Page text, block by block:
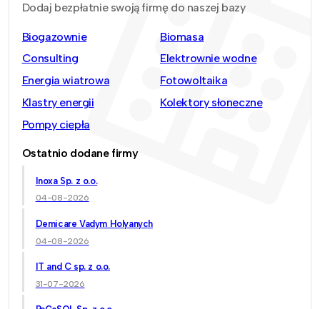
Dodaj bezpłatnie swoją firmę do naszej bazy
Biogazownie
Biomasa
Consulting
Elektrownie wodne
Energia wiatrowa
Fotowoltaika
Klastry energii
Kolektory słoneczne
Pompy ciepła
Ostatnio dodane firmy
Inoxa Sp. z o.o.
04-08-2026
Demicare Vadym Holyanych
04-08-2026
IT and C sp. z o.o.
31-07-2026